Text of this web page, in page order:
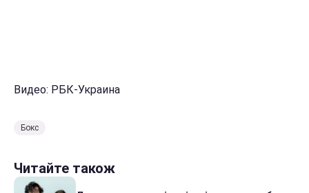
Видео: РБК-Украина
Бокс
Читайте також